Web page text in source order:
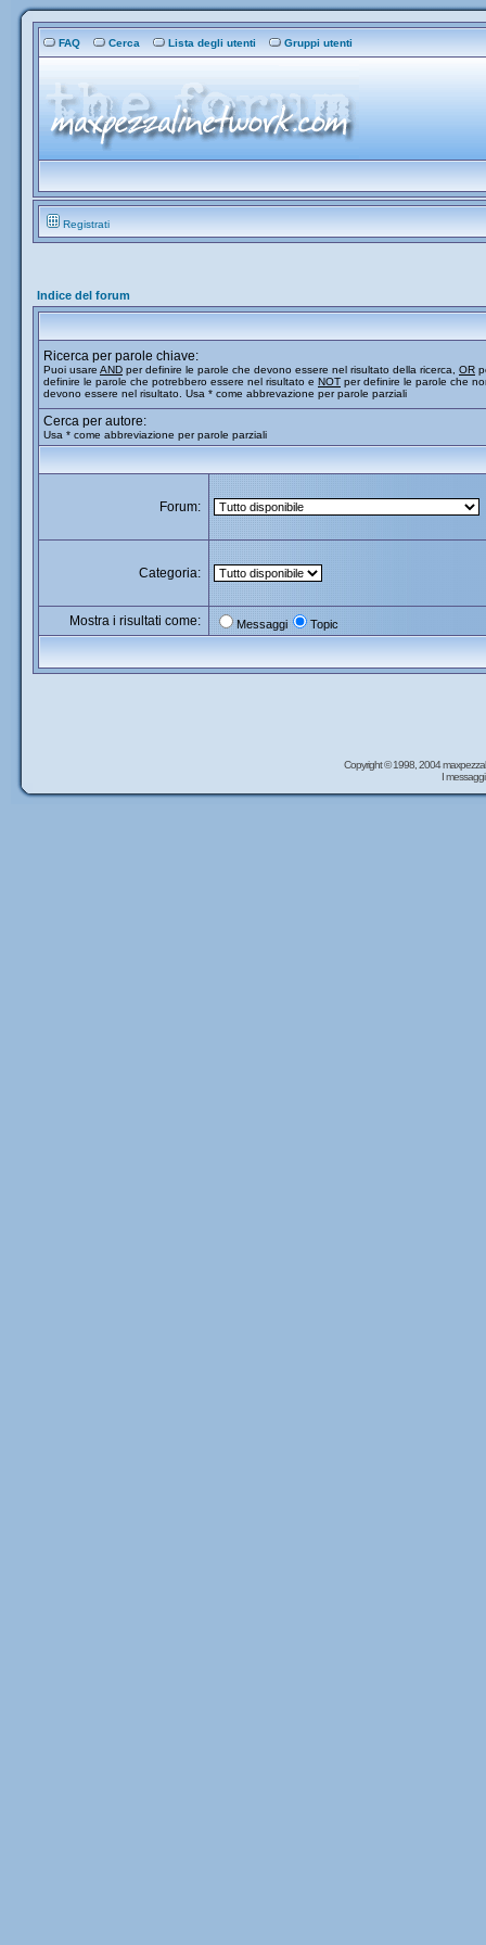
FAQ Cerca Lista degli utenti Gruppi utenti
Registrati
Indice del forum
Ricerca per parole chiave:
Puoi usare AND per definire le parole che devono essere nel risultato della ricerca, OR
definire le parole che potrebbero essere nel risultato e NOT per definire le parole che
devono essere nel risultato. Usa * come abbrevazione per parole parziali
Cerca per autore:
Usa * come abbreviazione per parole parziali
Forum:
Categoria:
Mostra i risultati come: Messaggi Topic
Copyright © 1998, 2004
I